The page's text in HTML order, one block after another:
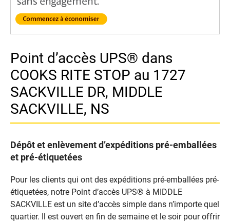
Point d’accès UPS® dans
COOKS RITE STOP au 1727
SACKVILLE DR, MIDDLE
SACKVILLE, NS
Dépôt et enlèvement d’expéditions pré-emballées
et pré-étiquetées
Pour les clients qui ont des expéditions pré-emballées pré-
étiquetées, notre Point d’accès UPS® à MIDDLE
SACKVILLE est un site d’accès simple dans n’importe quel
quartier. Il est ouvert en fin de semaine et le soir pour offrir